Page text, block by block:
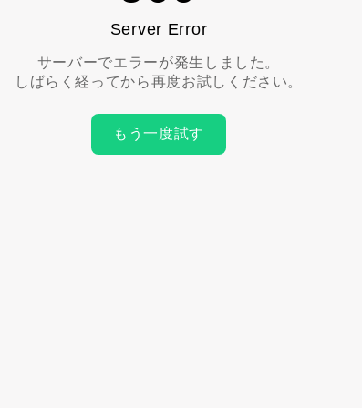
Server Error
サーバーでエラーが発生しました。
しばらく経ってから再度お試しください。
もう一度試す